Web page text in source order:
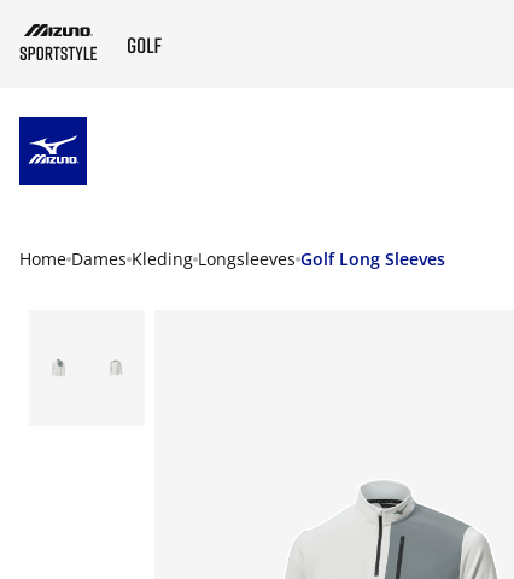
Home Dames Kleding Longsleeves Golf Long Sleeves